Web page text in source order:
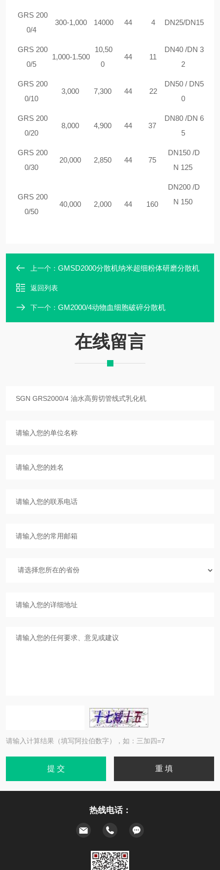
GRS 200
0/4
300-1,000 14000 44 4 DN25/DN15
GRS 200
0/5
1,000-1.500
10,50
0
44 11
DN40 /DN 3
2
GRS 200
0/10
3,000 7,300 44 22
DN50 / DN5
0
GRS 200
0/20
8,000 4,900 44 37
DN80 /DN 6
5
GRS 200
0/30
20,000 2,850 44 75
DN150 /D
N 125
GRS 200
0/50
40,000 2,000 44 160
DN200 /D
N 150
上一个： GMSD2000分散机纳米超细粉体研磨分散机
返回列表
下一个： GM2000/4动物血细胞破碎分散机
在线留言
请输入计算结果（填写阿拉伯数字），如：三加四=7
热线电话：